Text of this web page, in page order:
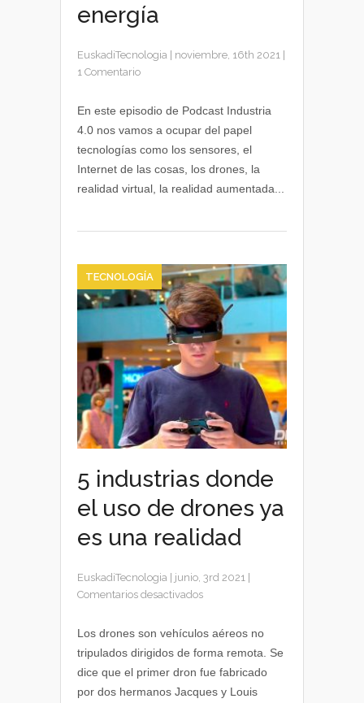
energía
EuskadiTecnologia noviembre, 16th 2021
1 Comentario
En este episodio de Podcast Industria
4.0 nos vamos a ocupar del papel
tecnologías como los sensores, el
Internet de las cosas, los drones, la
realidad virtual, la realidad aumentada...
TECNOLOGÍA
5 industrias donde
el uso de drones ya
es una realidad
EuskadiTecnologia junio, 3rd 2021
Comentarios desactivadosen
industrias
uso
de
Los drones son vehículos aéreos no
tripulados dirigidos de forma remota. Se
dice que el primer dron fue fabricado
por dos hermanos Jacques y Louis